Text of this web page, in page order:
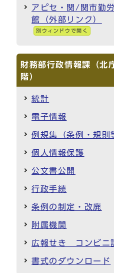
アピセ・関/関市勤
館（外部リンク）
別ウィンドウで開く
財務部行政情報課（北
階）
統計
電子情報
例規集（条例・規則
個人情報保護
公文書公開
行政手続
条例の制定・改廃
附属機関
広報せき コンビニ
書式のダウンロード